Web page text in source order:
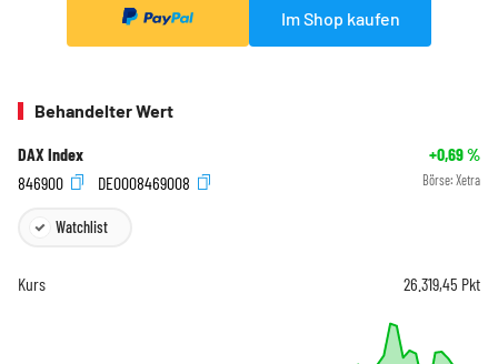
Im Shop kaufen
Behandelter Wert
DAX Index +0,69%
846900
DE0008469008 Börse: Xetra
Watchlist
Kurs 26.319,45 Pkt